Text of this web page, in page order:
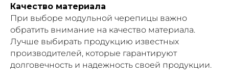
Качество материала
При выборе модульной черепицы важно
обратить внимание на качество материала.
Лучше выбирать продукцию известных
производителей, которые гарантируют
долговечность и надежность своей продукции.